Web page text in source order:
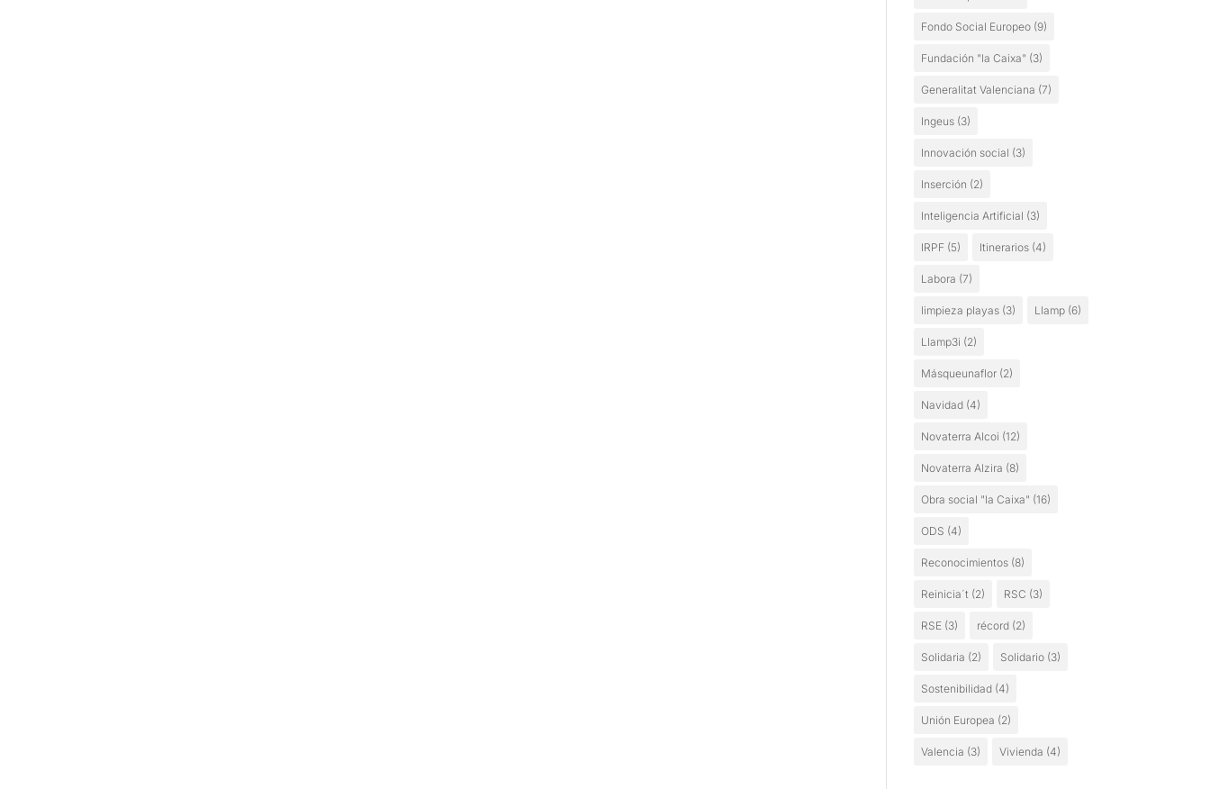
Fondo Social Europeo (9)
Fundación "la Caixa" (3)
Generalitat Valenciana (7)
Ingeus (3)
Innovación social (3)
Inserción (2)
Inteligencia Artificial (3)
IRPF (5) Itinerarios (4)
Labora (7)
limpieza playas (3) Llamp (6)
Llamp3i (2)
Másqueunaflor (2)
Navidad (4)
Novaterra Alcoi (12)
Novaterra Alzira (8)
Obra social "la Caixa" (16)
ODS (4)
Reconocimientos (8)
Reinicia´t (2) RSC (3)
RSE (3) récord (2)
Solidaria (2) Solidario (3)
Sostenibilidad (4)
Unión Europea (2)
Valencia (3) Vivienda (4)